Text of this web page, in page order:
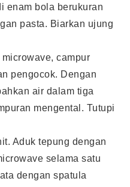
enam bola berukuran
pasta. Biarkan ujung
campur
pengocok. Dengan
air dalam tiga
mengental. Tutupi
Aduk tepung dengan
selama satu
dengan spatula